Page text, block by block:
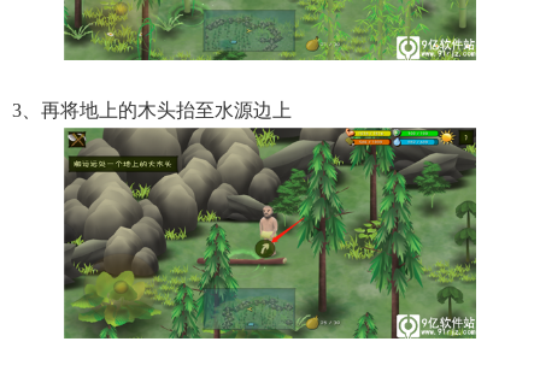
3、再将地上的木头抬至水源边上